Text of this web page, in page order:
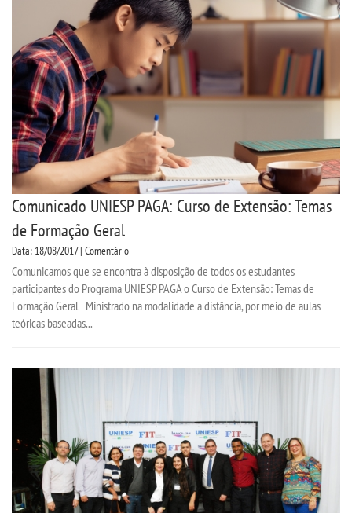
Comunicado UNIESP PAGA: Curso de Extensão: Temas
de Formação Geral
Data: 18/08/2017 | Comentário
Comunicamos que se encontra à disposição de todos os estudantes
participantes do Programa UNIESP PAGA o Curso de Extensão: Temas de
Formação Geral Ministrado na modalidade a distância, por meio de aulas
teóricas baseadas...